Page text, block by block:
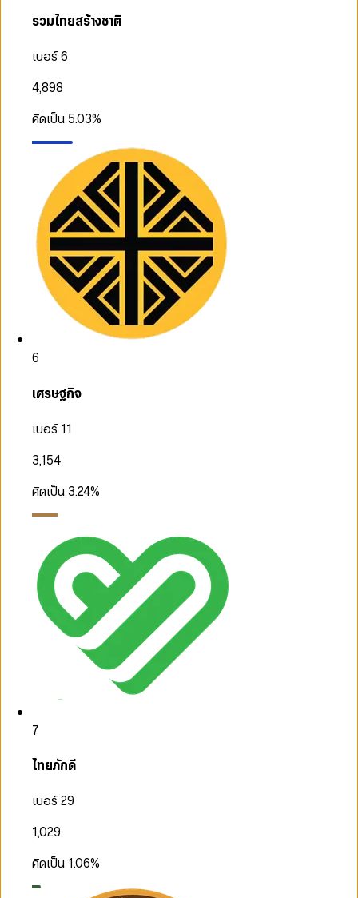
รวมไทยสร้างชาติ
เบอร์ 6
4,898
คิดเป็น 5.03%
6
เศรษฐกิจ
เบอร์ 11
3,154
คิดเป็น 3.24%
7
ไทยภักดี
เบอร์ 29
1,029
คิดเป็น 1.06%